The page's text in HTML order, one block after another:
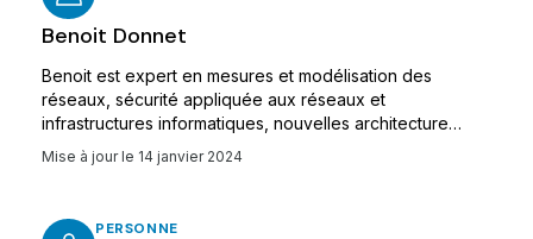
Benoit Donnet
Benoit est expert en mesures et modélisation des
réseaux, sécurité appliquée aux réseaux et
infrastructures informatiques, nouvelles architecture
Internet (LISP, Segment Routing) et didactique de
l'informatique.
Mise à jour le 14 janvier 2024
PERSONNE